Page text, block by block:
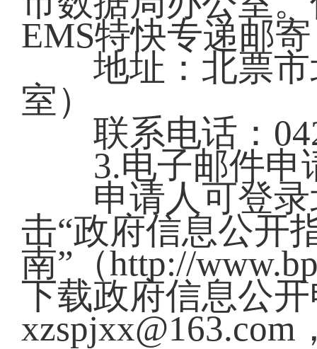
EMS特快专递邮
地址：北票市
室）
联系电话：
3.电子邮件申
申请人可登录
击“政府信息公开
南”（http://
下载政府信息公